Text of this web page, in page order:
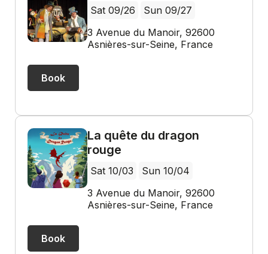
Sat 09/26
Sun 09/27
3 Avenue du Manoir, 92600
Asnières-sur-Seine, France
Book
La quête du dragon
rouge
Sat 10/03
Sun 10/04
3 Avenue du Manoir, 92600
Asnières-sur-Seine, France
Book